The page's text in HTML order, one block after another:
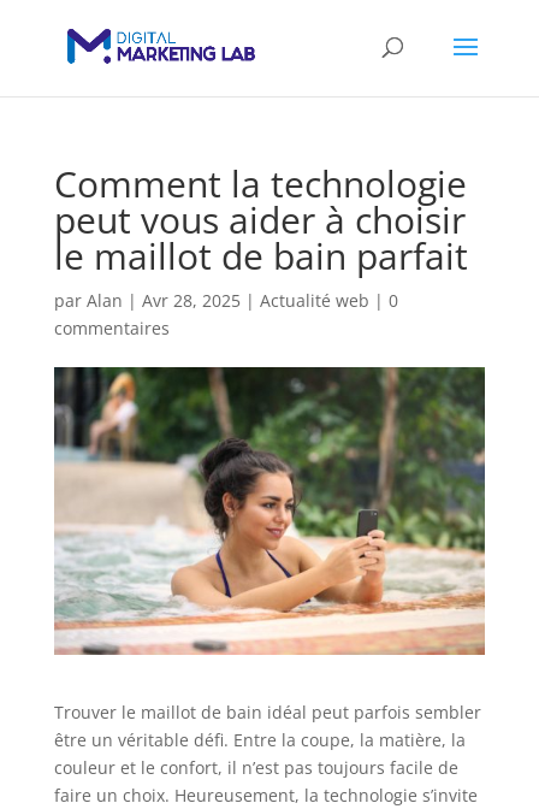
Comment la technologie
peut vous aider à choisir
le maillot de bain parfait
par Alan | Avr 28, 2025| Actualité web | 0
commentaires
Trouver le maillot de bain idéal peut parfois sembler
être un véritable défi. Entre la coupe, la matière, la
couleur et le confort, il n’est pas toujours facile de
faire un choix. Heureusement, la technologie s’invite